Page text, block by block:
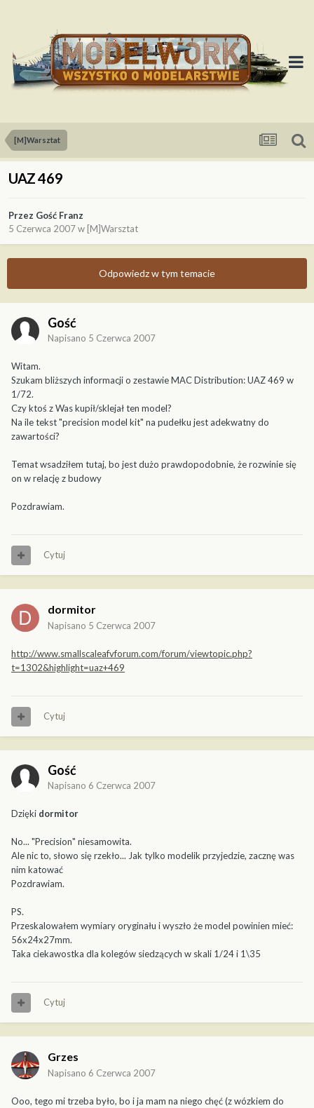
[M]Warsztat
UAZ 469
Przez Gość Franz
5 Czerwca 2007w [M]Warsztat
Odpowiedz w tym temacie
Gość
Napisano 5 Czerwca 2007
Witam.
Szukam bliższych informacji o zestawie MAC Distribution: UAZ 469 w
1/72.
Czy ktoś z Was kupił/sklejał ten model?
Na ile tekst "precision model kit" na pudełku jest adekwatny do
zawartości?
Temat wsadziłem tutaj, bo jest dużo prawdopodobnie, że rozwinie się
on w relację z budowy
Pozdrawiam.
Cytuj
dormitor
Napisano 5 Czerwca 2007
http://www.smallscaleafvforum.com/forum/viewtopic.php?
t=1302&highlight=uaz+469
Cytuj
Gość
Napisano 6 Czerwca 2007
Dzięki dormitor
No... "Precision" niesamowita.
Ale nic to, słowo się rzekło... Jak tylko modelik przyjedzie, zacznę was
nim katować
Pozdrawiam.
PS.
Przeskalowałem wymiary oryginału i wyszło że model powinien mieć:
56x24x27mm.
Taka ciekawostka dla kolegów siedzących w skali 1/24 i 1\35
Cytuj
Grzes
Napisano 6 Czerwca 2007
Ooo, tego mi trzeba było, bo i ja mam na niego chęć (z wózkiem do